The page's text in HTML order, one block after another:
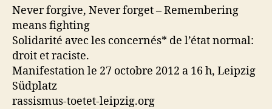
Never forgive, Never forget – Remembering
means fighting
Solidarité avec les concernés* de l’état normal:
droit et raciste.
Manifestation le 27 octobre 2012 a 16 h, Leipzig
Südplatz
rassismus-toetet-leipzig.org